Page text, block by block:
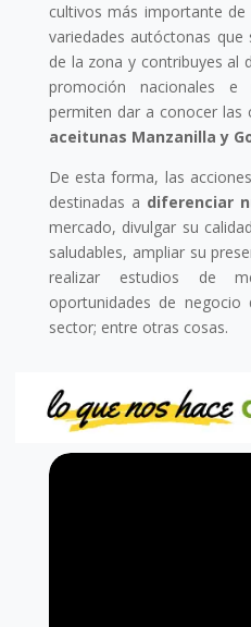
cultivos más importante
variedades autóctonas
de la zona y contribuyes al
promoción nacionales e
permiten dar a conocer las
aceitunas Manzanilla y
De esta forma, las
destinadas a diferenciar
mercado, divulgar su
saludables, ampliar su
realizar estudios de
oportunidades de
sector; entre otras cosas.